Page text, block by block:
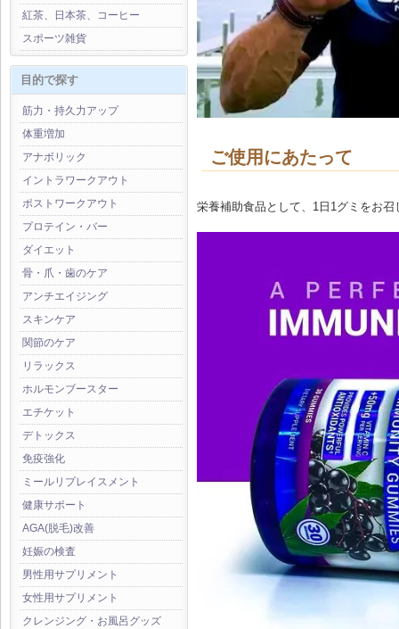
紅茶、日本茶、コーヒー
スポーツ雑貨
目的で探す
筋力・持久力アップ
体重増加
アナボリック
イントラワークアウト
ポストワークアウト
プロテイン・バー
ダイエット
骨・爪・歯のケア
アンチエイジング
スキンケア
関節のケア
リラックス
ホルモンブースター
エチケット
デトックス
免疫強化
ミールリプレイスメント
健康サポート
AGA(脱毛)改善
妊娠の検査
男性用サプリメント
女性用サプリメント
クレンジング・お風呂グッズ
ご使用にあたって
栄養補助食品として、1日1グミをお